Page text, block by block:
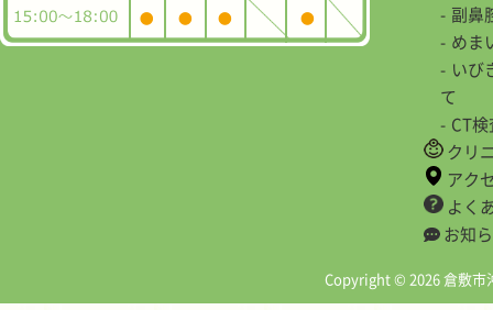
副鼻
めま
いび
て
CT
クリ
アク
よく
お知
Copyright © 2026 倉敷市